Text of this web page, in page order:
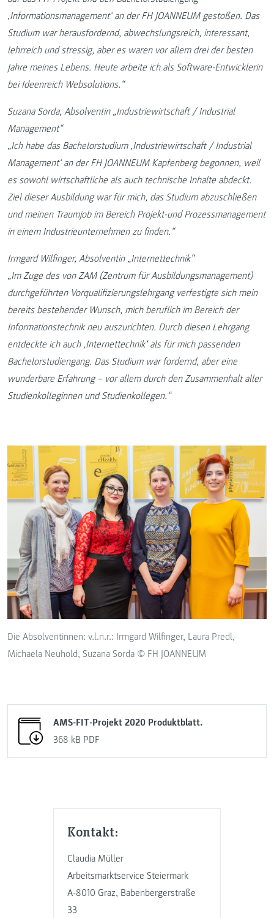
Kontakt:
Claudia Müller
Arbeitsmarktservice Steiermark
A-8010 Graz, Babenbergerstraße
33
‚Informationsmanagement‘ an der FH JOANNEUM gestoßen. Das
Studium war herausfordernd, abwechslungsreich, interessant,
lehrreich und stressig, aber es waren vor allem drei der besten
Jahre meines Lebens. Heute arbeite ich als Software-Entwicklerin
bei Ideenreich Websolutions.“
Suzana Sorda, Absolventin „Industriewirtschaft / Industrial
Management“
„Ich habe das Bachelorstudium ‚Industriewirtschaft / Industrial
Management‘ an der FH JOANNEUM Kapfenberg begonnen, weil
es sowohl wirtschaftliche als auch technische Inhalte abdeckt.
Ziel dieser Ausbildung war für mich, das Studium abzuschließen
und meinen Traumjob im Bereich Projekt-und Prozessmanagement
in einem Industrieunternehmen zu finden.“
Irmgard Wilfinger, Absolventin „Internettechnik“
„Im Zuge des von ZAM (Zentrum für Ausbildungsmanagement)
durchgeführten Vorqualifizierungslehrgang verfestigte sich mein
bereits bestehender Wunsch, mich beruflich im Bereich der
Informationstechnik neu auszurichten. Durch diesen Lehrgang
entdeckte ich auch ‚Internettechnik‘ als für mich passenden
Bachelorstudiengang. Das Studium war fordernd, aber eine
wunderbare Erfahrung – vor allem durch den Zusammenhalt aller
Studienkolleginnen und Studienkollegen.“
Die Absolventinnen: v.l.n.r.: Irmgard Wilfinger, Laura Predl,
Michaela Neuhold, Suzana Sorda © FH JOANNEUM
AMS-FIT-Projekt 2020 Produktblatt.
368 kB PDF